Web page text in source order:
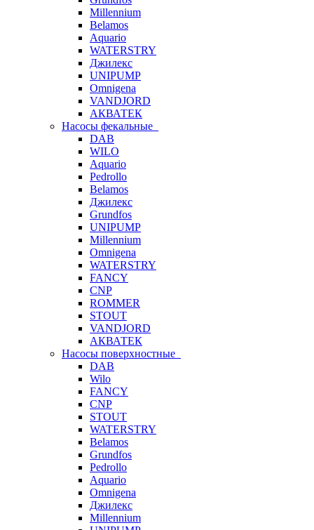
Millennium
Belamos
Aquario
WATERSTRY
Джилекс
UNIPUMP
Omnigena
VANDJORD
АКВАТЕК
Насосы фекальные
DAB
WILO
Aquario
Pedrollo
Belamos
Джилекс
Grundfos
UNIPUMP
Millennium
Omnigena
WATERSTRY
FANCY
CNP
ROMMER
STOUT
VANDJORD
АКВАТЕК
Насосы поверхностные
DAB
Wilo
FANCY
CNP
STOUT
WATERSTRY
Belamos
Grundfos
Pedrollo
Aquario
Omnigena
Джилекс
Millennium